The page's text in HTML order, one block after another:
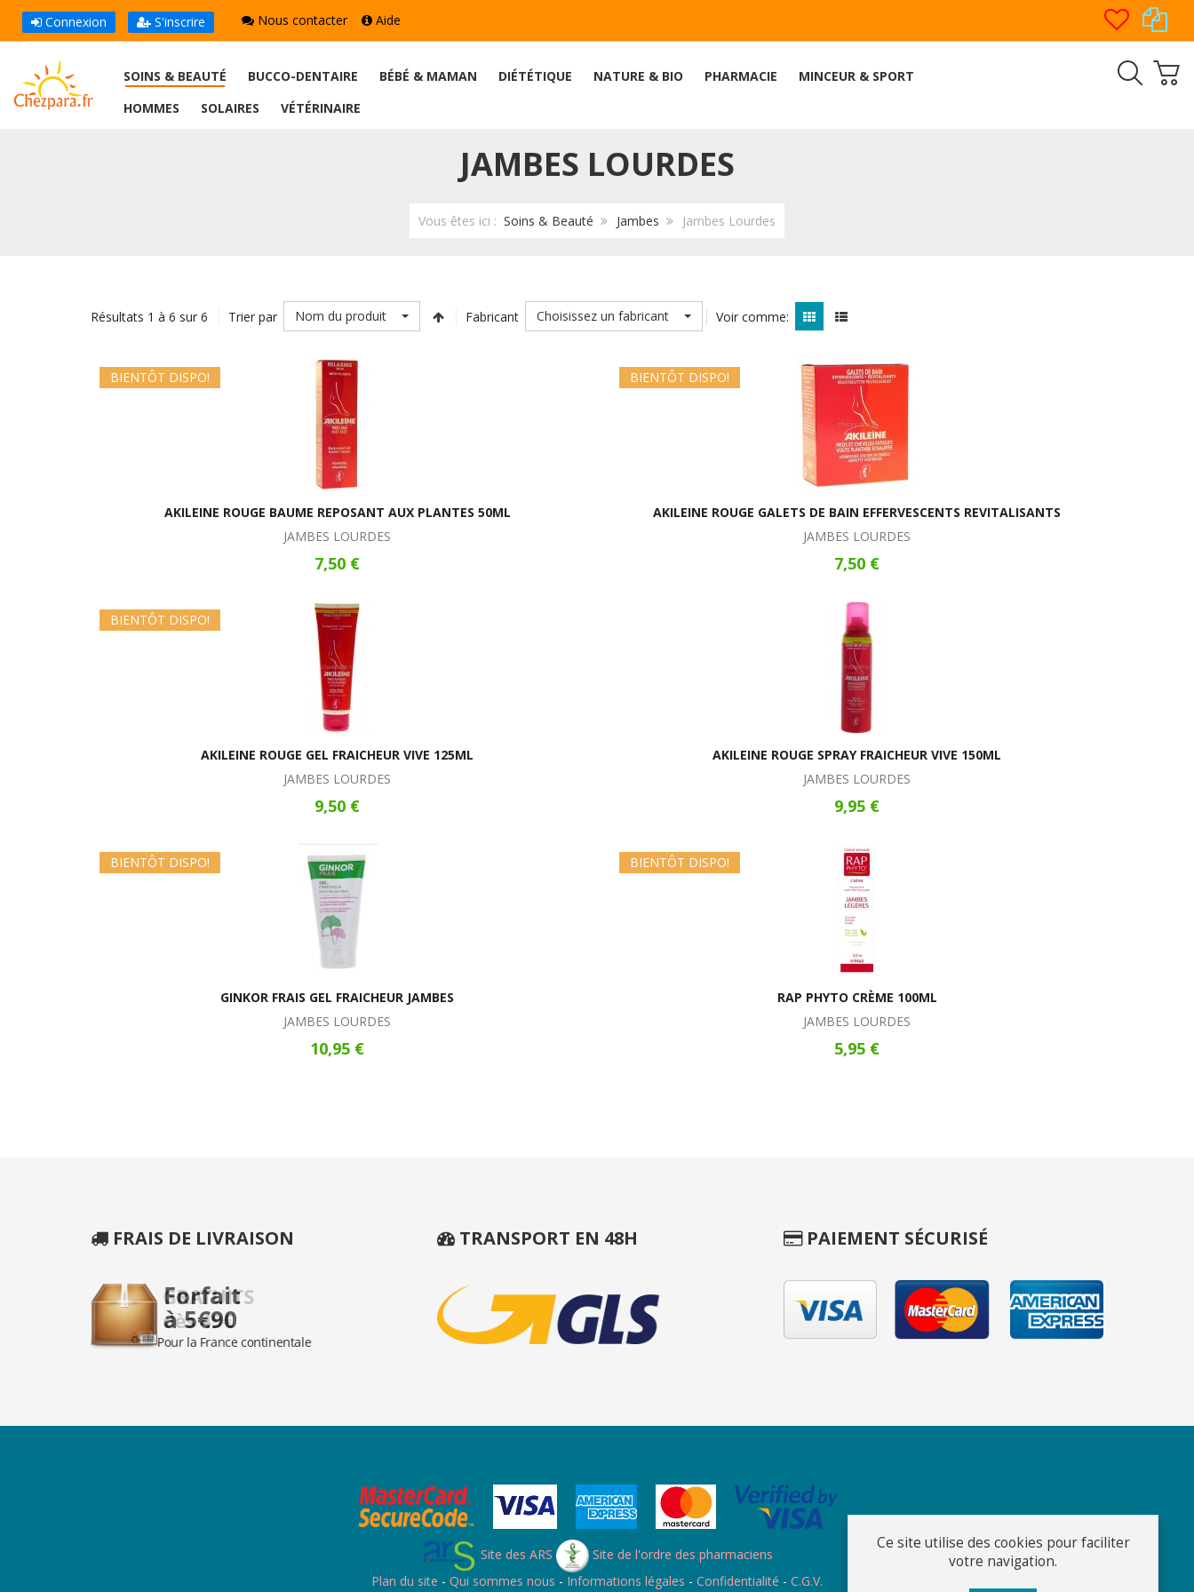
Connexion S'inscrire Nous contacter Aide
SOINS & BEAUTÉ BUCCO-DENTAIRE BÉBÉ & MAMAN DIÉTÉTIQUE NATURE & BIO PHARMACIE
MINCEUR & SPORT
HOMMES
SOLAIRES VÉTÉRINAIRE
JAMBES LOURDES
Vous êtes ici : Soins & Beauté Jambes Jambes Lourdes
Résultats 1 à 6 sur 6 Trier par Nom du produit Fabricant Choisissez un fabricant Voir comme:
BIENTÔT DISPO!
AKILEINE ROUGE BAUME REPOSANT AUX PLANTES 50ML
JAMBES LOURDES
7,50 €
BIENTÔT DISPO!
AKILEINE ROUGE GALETS DE BAIN EFFERVESCENTS REVITALISANTS
JAMBES LOURDES
7,50 €
BIENTÔT DISPO!
AKILEINE ROUGE GEL FRAICHEUR VIVE 125ML
JAMBES LOURDES
9,50 €
AKILEINE ROUGE SPRAY FRAICHEUR VIVE 150ML
JAMBES LOURDES
9,95 €
BIENTÔT DISPO!
GINKOR FRAIS GEL FRAICHEUR JAMBES
JAMBES LOURDES
10,95 €
BIENTÔT DISPO!
RAP PHYTO CRÈME 100ML
JAMBES LOURDES
5,95 €
FRAIS DE LIVRAISON TRANSPORT EN 48H PAIEMENT SÉCURISÉ
Site des ARS
Site de l'ordre des pharmaciens
Plan du site - Qui sommes nous - Informations légales - Confidentialité - C.G.V.
Ce site utilise des cookies pour faciliter
votre navigation.